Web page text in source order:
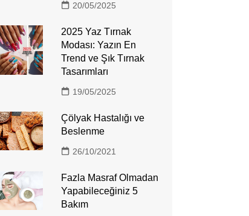
20/05/2025
2025 Yaz Tırnak
Modası: Yazın En
Trend ve Şık Tırnak
Tasarımları
19/05/2025
Çölyak Hastalığı ve
Beslenme
26/10/2021
Fazla Masraf Olmadan
Yapabileceğiniz 5
Bakım